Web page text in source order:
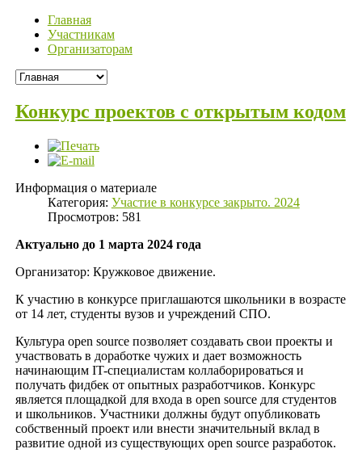
Главная
Участникам
Организаторам
Конкурс проектов с открытым кодом
Информация о материале
Категория: Участие в конкурсе закрыто. 2024
Просмотров: 581
Актуально до 1 марта 2024 года
Организатор: Кружковое движение.
К участию в конкурсе приглашаются школьники в возрасте
от 14 лет, студенты вузов и учреждений СПО.
Культура open source позволяет создавать свои проекты и
участвовать в доработке чужих и дает возможность
начинающим IT-специалистам коллаборироваться и
получать фидбек от опытных разработчиков. Конкурс
является площадкой для входа в open source для студентов
и школьников. Участники должны будут опубликовать
собственный проект или внести значительный вклад в
развитие одной из существующих open source разработок.